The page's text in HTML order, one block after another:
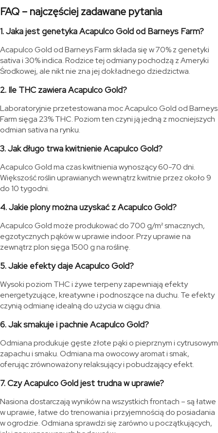
FAQ – najczęściej zadawane pytania
1. Jaka jest genetyka Acapulco Gold od Barneys Farm?
Acapulco Gold od Barneys Farm składa się w 70% z genetyki
sativa i 30% indica. Rodzice tej odmiany pochodzą z Ameryki
Środkowej, ale nikt nie zna jej dokładnego dziedzictwa.
2. Ile THC zawiera Acapulco Gold?
Laboratoryjnie przetestowana moc Acapulco Gold od Barneys
Farm sięga 23% THC. Poziom ten czyni ją jedną z mocniejszych
odmian sativa na rynku.
3. Jak długo trwa kwitnienie Acapulco Gold?
Acapulco Gold ma czas kwitnienia wynoszący 60-70 dni.
Większość roślin uprawianych wewnątrz kwitnie przez około 9
do 10 tygodni.
4. Jakie plony można uzyskać z Acapulco Gold?
Acapulco Gold może produkować do 700 g/m² smacznych,
egzotycznych pąków w uprawie indoor. Przy uprawie na
zewnątrz plon sięga 1500 g na roślinę.
5. Jakie efekty daje Acapulco Gold?
Wysoki poziom THC i żywe terpeny zapewniają efekty
energetyzujące, kreatywne i podnoszące na duchu. Te efekty
czynią odmianę idealną do użycia w ciągu dnia.
6. Jak smakuje i pachnie Acapulco Gold?
Odmiana produkuje gęste złote pąki o pieprznym i cytrusowym
zapachu i smaku. Odmiana ma owocowy aromat i smak,
oferując zrównoważony relaksujący i pobudzający efekt.
7. Czy Acapulco Gold jest trudna w uprawie?
Nasiona dostarczają wyników na wszystkich frontach – są łatwe
w uprawie, łatwe do trenowania i przyjemnością do posiadania
w ogrodzie. Odmiana sprawdzi się zarówno u początkujących,